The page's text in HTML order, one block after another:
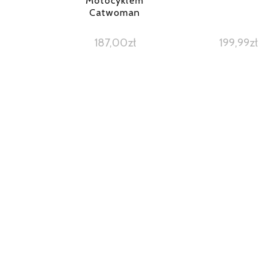
Catwoman
187,00zł 199,99zł